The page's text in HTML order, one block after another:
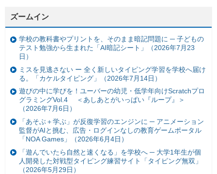
ズームイン
学校の教科書やプリントを、そのまま暗記問題に ─ 子どもの
テスト勉強から生まれた「AI暗記シート」（2026年7月23
日）
ミスを見逃さない ー 全く新しいタイピング学習を学校へ届け
る。「カケルタイピング」（2026年7月14日）
遊びの中に学びを！ユーバーの幼児・低学年向けScratchプロ
グラミングVol.4 ＜あしあとがいっぱい『ループ』＞
（2026年7月6日）
「あそぶ＋学ぶ」が反復学習のエンジンに ─ アニメーション
監督がAIと挑む、広告・ログインなしの教育ゲームポータル
「NOA Games」（2026年6月4日）
「遊んでいたら自然と速くなる」を学校へ ─ 大学1年生が個
人開発した対戦型タイピング練習サイト「タイピング無双」
（2026年5月29日）